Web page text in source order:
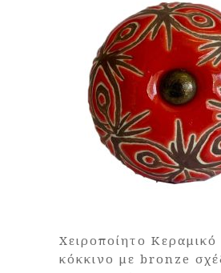
Χειροποίητο
κόκκινο με bronze